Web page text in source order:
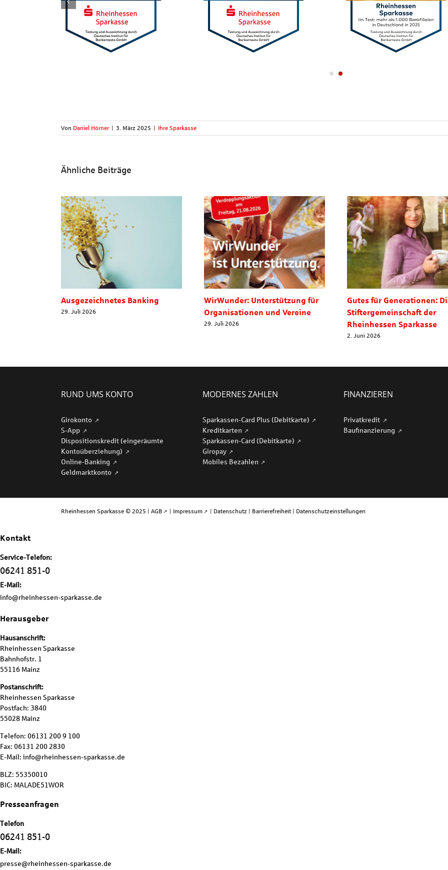
Von Daniel Hörner | 3. März 2025 | Ihre Sparkasse
Ähnliche Beiträge
Ausgezeichnetes Banking
29. Juli 2026
WirWunder: Unterstützung für
Organisationen und Vereine
29. Juli 2026
Gutes für Generationen:
Stiftergemeinschaft der
Rheinhessen Sparkasse
2. Juni 2026
RUND UMS KONTO
Girokonto
S-App
Dispositionskredit (eingeräumte
Kontoüberziehung)
Online-Banking
Geldmarktkonto
MODERNES ZAHLEN
Sparkassen-Card Plus (Debitkarte)
Kreditkarten
Sparkassen-Card (Debitkarte)
Giropay
Mobiles Bezahlen
FINANZIEREN
Privatkredit
Baufinanzierung
Rheinhessen Sparkasse © 2025 | AGB | Impressum | Datenschutz| Barrierefreiheit | Datenschutzeinstellungen
Kontakt
Service-Telefon:
06241 851-0
E-Mail:
info@rheinhessen-sparkasse.de
Herausgeber
Hausanschrift:
Rheinhessen Sparkasse
Bahnhofstr. 1
55116 Mainz
Postanschrift:
Rheinhessen Sparkasse
Postfach: 3840
55028 Mainz
Telefon: 06131 200 9 100
Fax: 06131 200 2830
E-Mail: info@rheinhessen-sparkasse.de
BLZ: 55350010
BIC: MALADE51WOR
Presseanfragen
Telefon
06241 851-0
E-Mail:
presse@rheinhessen-sparkasse.de